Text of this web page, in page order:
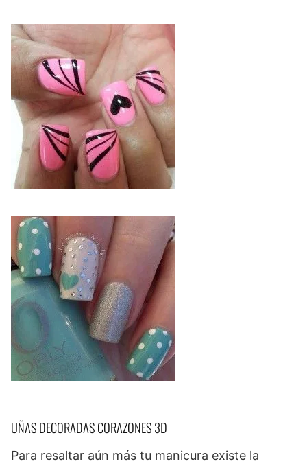
UÑAS DECORADAS CORAZONES 3D
Para resaltar aún más tu manicura existe la